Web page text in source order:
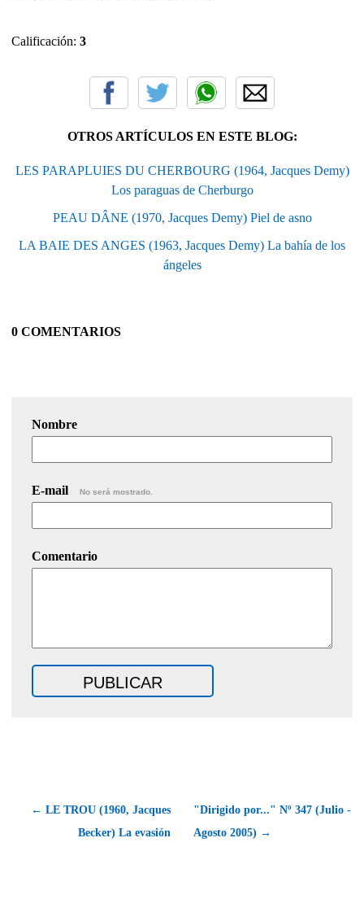
Calificación: 3
OTROS ARTÍCULOS EN ESTE BLOG:
LES PARAPLUIES DU CHERBOURG (1964, Jacques Demy)
Los paraguas de Cherburgo
PEAU DÂNE (1970, Jacques Demy) Piel de asno
LA BAIE DES ANGES (1963, Jacques Demy) La bahía de los
ángeles
0 COMENTARIOS
Nombre
E-mail No será mostrado.
Comentario
← LE TROU (1960, Jacques
Becker) La evasión
"Dirigido por..." Nº 347 (Julio -
Agosto 2005) →